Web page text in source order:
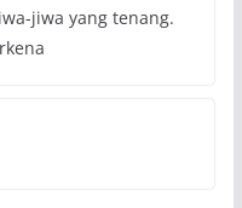
jiwa yang tenang.